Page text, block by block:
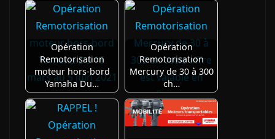
Opération
Remotorisation
moteur hors-bord
Yamaha Du…
Opération
Remotorisation
Mercury de 30 à 300
ch…